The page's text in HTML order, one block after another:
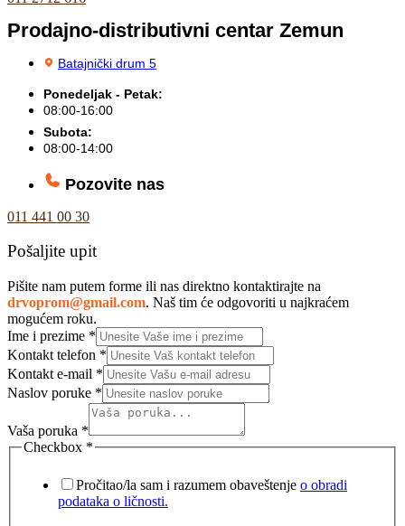
Prodajno-distributivni centar Zemun
Batajnički drum 5
Ponedeljak - Petak:
08:00-16:00
Subota:
08:00-14:00
Pozovite nas
011 441 00 30
Pošaljite upit
Pišite nam putem forme ili nas direktno kontaktirajte na
drvoprom@gmail.com. Naš tim će odgovoriti u najkraćem
mogućem roku.
Ime i prezime *
Kontakt telefon *
Kontakt e-mail *
Naslov poruke *
Vaša poruka *
Checkbox *
Pročitao/la sam i razumem obaveštenje o obradi
podataka o ličnosti.